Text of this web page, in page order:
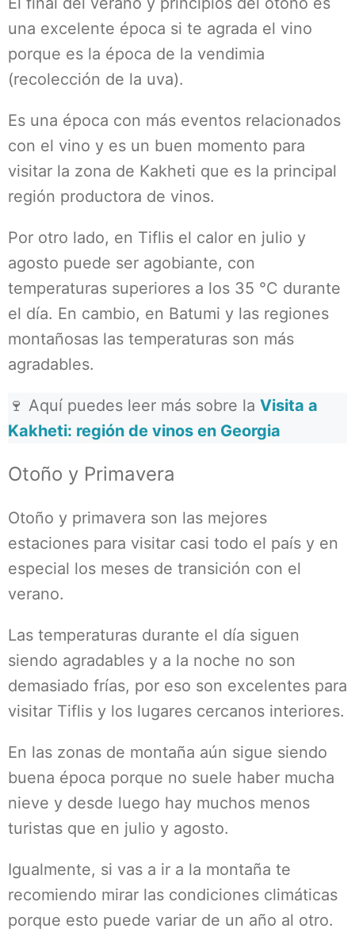
una excelente época si te agrada el vino
porque es la época de la vendimia
(recolección de la uva).
Es una época con más eventos relacionados
con el vino y es un buen momento para
visitar la zona de Kakheti que es la principal
región productora de vinos.
Por otro lado, en Tiflis el calor en julio y
agosto puede ser agobiante, con
temperaturas superiores a los 35 °C durante
el día. En cambio, en Batumi y las regiones
montañosas las temperaturas son más
agradables.
🍷 Aquí puedes leer más sobre la Visita a
Kakheti: región de vinos en Georgia
Otoño y Primavera
Otoño y primavera son las mejores
estaciones para visitar casi todo el país y en
especial los meses de transición con el
verano.
Las temperaturas durante el día siguen
siendo agradables y a la noche no son
demasiado frías, por eso son excelentes para
visitar Tiflis y los lugares cercanos interiores.
En las zonas de montaña aún sigue siendo
buena época porque no suele haber mucha
nieve y desde luego hay muchos menos
turistas que en julio y agosto.
Igualmente, si vas a ir a la montaña te
recomiendo mirar las condiciones climáticas
porque esto puede variar de un año al otro.